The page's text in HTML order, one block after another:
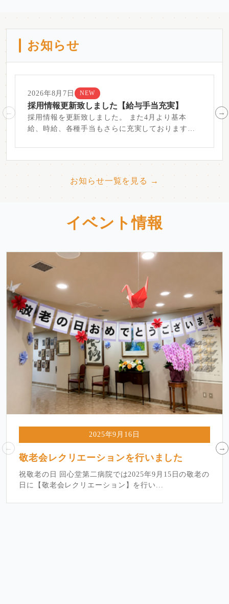
お知らせ
2026年8月7日 NEW
採用情報更新致しました【給与手当充実】
採用情報を更新致しました。 また4月より基本
給、時給、各種手当もさらに充実しております。
お知らせ一覧を見る →
イベント情報
2025年9月16日
敬老会レクリエーションを行いました
祝敬老の日 回心堂第二病院では2025年9月15日の敬老の
日に【敬老会レクリエーション】を行い...